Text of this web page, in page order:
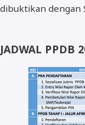
dibuktikan dengan
JADWAL PPDB